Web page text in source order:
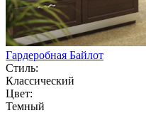
Гардеробная Байлот
Стиль:
Классический
Цвет:
Темный